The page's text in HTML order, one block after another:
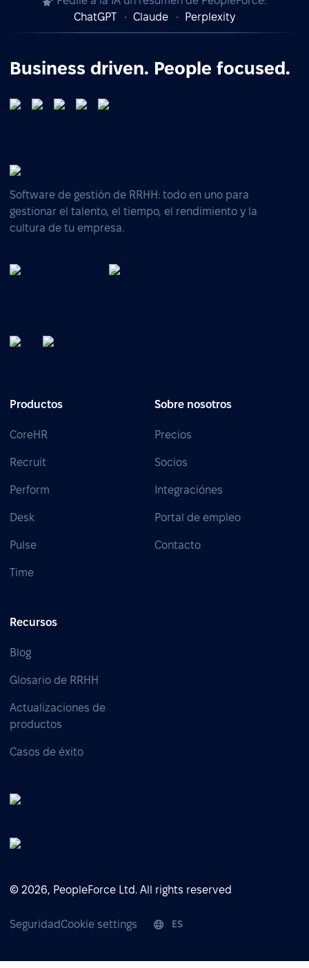
ChatGPT
Claude Perplexity
Business driven. People focused.
Software de gestión de RRHH: todo en uno para
gestionar el talento, el tiempo, el rendimiento y la
cultura de tu empresa.
Productos
CoreHR
Recruit
Perform
Desk
Pulse
Time
Sobre nosotros
Precios
Socios
Integraciónes
Portal de empleo
Contacto
Recursos
Blog
Glosario de RRHH
Actualizaciones de
productos
Casos de éxito
© 2026, PeopleForce Ltd. All rights reserved
SeguridadCookie settings ES